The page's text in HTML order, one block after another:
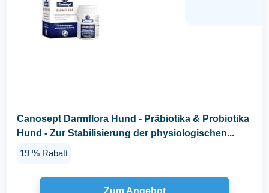
Canosept Darmflora Hund - Präbiotika & Probiotika
Hund - Zur Stabilisierung der physiologischen...
19 % Rabatt
Zum Angebot